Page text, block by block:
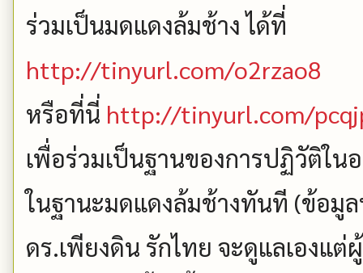
ร่วมเป็นมดแดงล้มช้าง ได้ที่
http://tinyurl.com/o2rzao8
หรือที่นี่ http://tinyurl.com/
เพื่อร่วมเป็นฐานของการปฏิวัติใ
ในฐานะมดแดงล้มช้างทันที (ข้อมู
ดร.เพียงดิน รักไทย จะดูแลเองแ